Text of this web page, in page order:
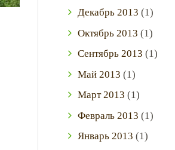
Декабрь 2013 (1)
Октябрь 2013 (1)
Сентябрь 2013 (1)
Май 2013 (1)
Март2013 (1)
Февраль 2013 (1)
Январь 2013 (1)